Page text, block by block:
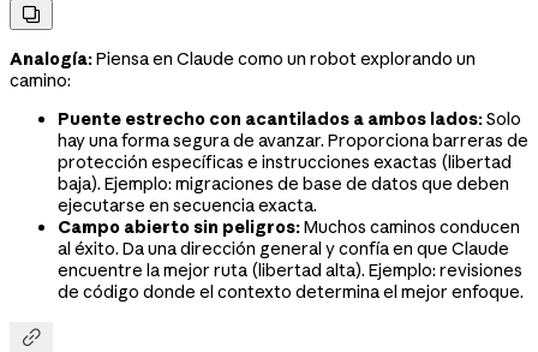

Analogía:Piensa en Claude como un robot explorando un
camino:
Puente estrecho con acantilados a ambos lados:Solo
hay una forma segura de avanzar. Proporciona barreras de
protección específicas e instrucciones exactas (libertad
baja). Ejemplo: migraciones de base de datos que deben
ejecutarse en secuencia exacta.
Campo abierto sin peligros:Muchos caminos conducen
al éxito. Da una dirección general y confía en que Claude
encuentre la mejor ruta (libertad alta). Ejemplo: revisiones
de código donde el contexto determina el mejor enfoque.
